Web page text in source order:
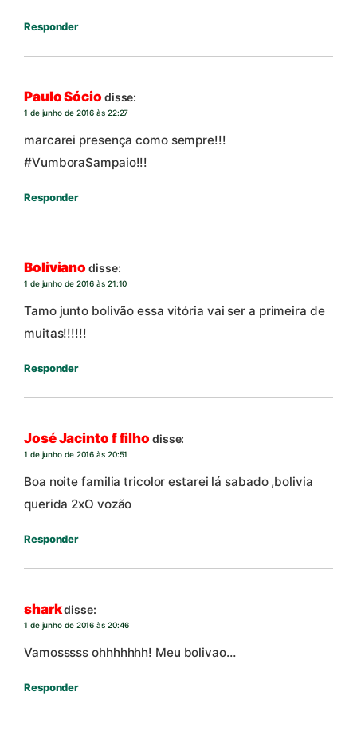
Responder
Paulo Sócio disse:
1 de junho de 2016 às 22:27
marcarei presença como sempre!!!
#VumboraSampaio!!!
Responder
Boliviano disse:
1 de junho de 2016 às 21:10
Tamo junto bolivão essa vitória vai ser a primeira de
muitas!!!!!!
Responder
José Jacinto f filho disse:
1 de junho de 2016 às 20:51
Boa noite familia tricolor estarei lá sabado ,bolivia
querida 2xO vozão
Responder
sharkdisse:
1 de junho de 2016 às 20:46
Vamosssss ohhhhhhh! Meu bolivao…
Responder